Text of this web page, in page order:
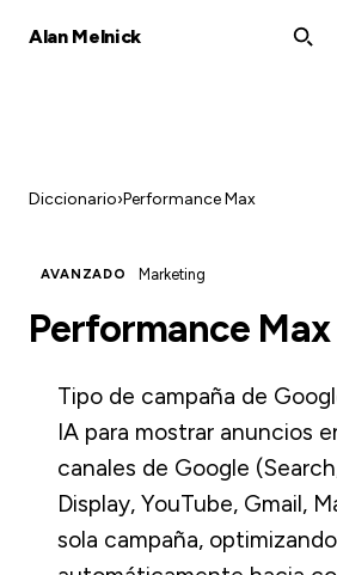
Alan Melnick
Diccionario›Performance Max
AVANZADO Marketing
Performance Max
Tipo de campaña de
IA para mostrar anuncios
canales de Google
Display, YouTube, Gmail,
sola campaña, optimizando